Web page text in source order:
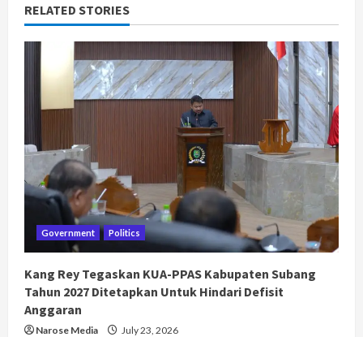
RELATED STORIES
Government Politics
Kang Rey Tegaskan KUA-PPAS Kabupaten Subang
Tahun 2027 Ditetapkan Untuk Hindari Defisit
Anggaran
Narose Media July 23, 2026